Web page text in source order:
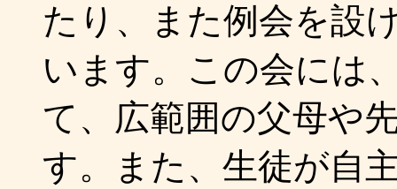
たり、また例会を設
います。この会には
て、広範囲の父母や
す。また、生徒が自